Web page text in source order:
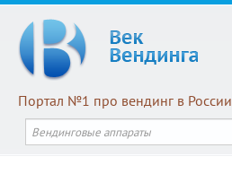
Портал №1 про вендинг в России